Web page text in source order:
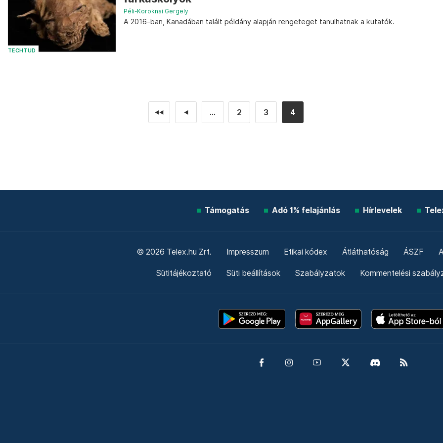
TECHTUD
Péli-Koroknai Gergely
A 2016-ban, Kanadában talált példány alapján rengeteget tanulhatnak a kutatók.
◄◄ ◄ ... 2 3 4
Támogatás Adó 1% felajánlás Hírlevelek
© 2026 Telex.hu Zrt. Impresszum Etikai kódex Átláthatóság ÁSZF
Sütitájékoztató Süti beállítások Szabályzatok Kommentelési